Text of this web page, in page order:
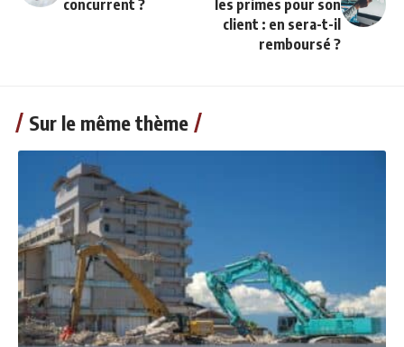
concurrent ?
les primes pour son
client : en sera-t-il
remboursé ?
Sur le même thème